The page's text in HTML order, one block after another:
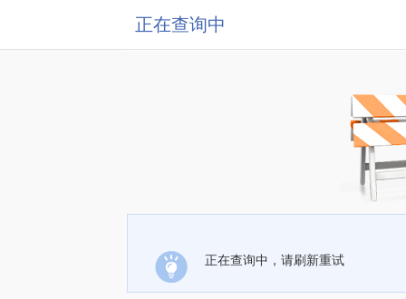
正在查询中
正在查询中，请刷新重试